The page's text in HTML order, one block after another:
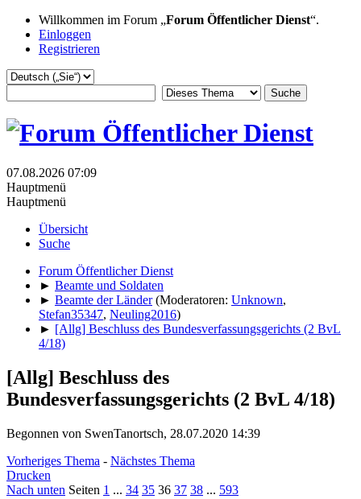
Willkommen im Forum „Forum Öffentlicher Dienst“.
Einloggen
Registrieren
07.08.2026 07:09
Hauptmenü
Hauptmenü
Übersicht
Suche
Forum Öffentlicher Dienst
► Beamte und Soldaten
► Beamte der Länder (Moderatoren: Unknown,
Stefan35347, Neuling2016)
► [Allg] Beschluss des Bundesverfassungsgerichts (2 BvL
4/18)
[Allg] Beschluss des
Bundesverfassungsgerichts (2 BvL 4/18)
Begonnen von SwenTanortsch, 28.07.2020 14:39
Vorheriges Thema - Nächstes Thema
Drucken
Nach unten Seiten 1 ... 34 35 36 37 38 ... 593